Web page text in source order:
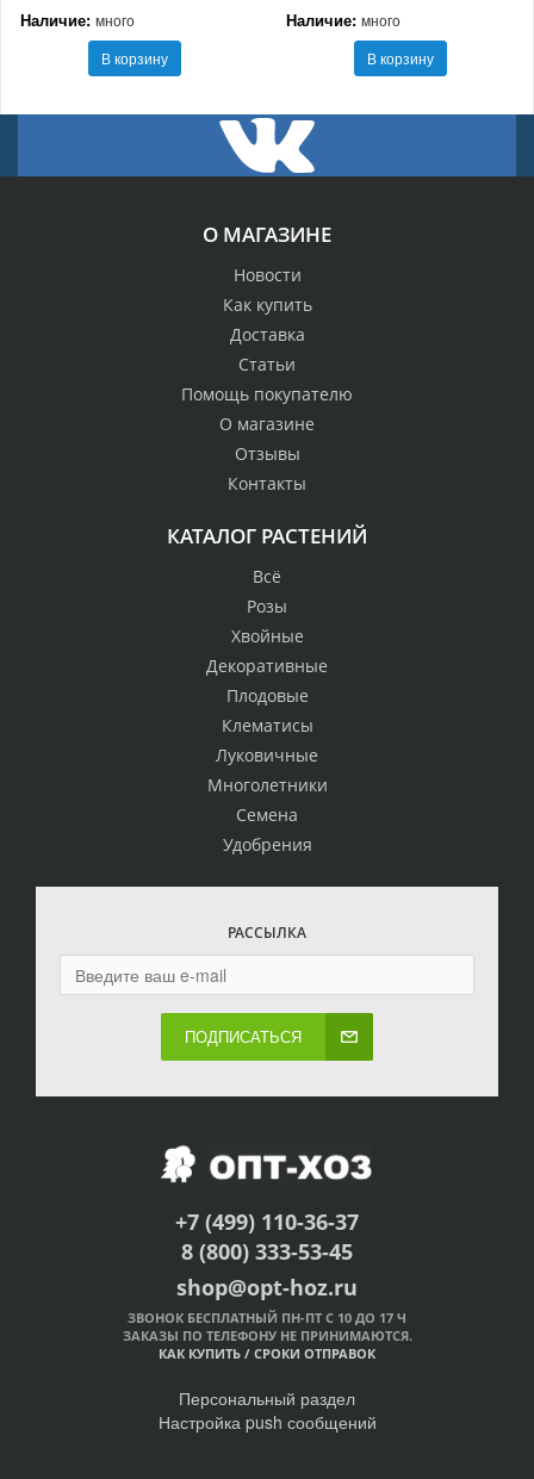
Наличие: много
В корзину
Наличие: много
В корзину
О МАГАЗИНЕ
Новости
Как купить
Доставка
Статьи
Помощь покупателю
О магазине
Отзывы
Контакты
КАТАЛОГ РАСТЕНИЙ
Всё
Розы
Хвойные
Декоративные
Плодовые
Клематисы
Луковичные
Многолетники
Семена
Удобрения
РАССЫЛКА
ПОДПИСАТЬСЯ
+7 (499) 110-36-37
8 (800) 333-53-45
shop@opt-hoz.ru
ЗВОНОК БЕСПЛАТНЫЙ ПН-ПТ С 10 ДО 17 Ч
ЗАКАЗЫ ПО ТЕЛЕФОНУ НЕ ПРИНИМАЮТСЯ.
КАК КУПИТЬ / СРОКИ ОТПРАВОК
Персональный раздел
Настройка push сообщений